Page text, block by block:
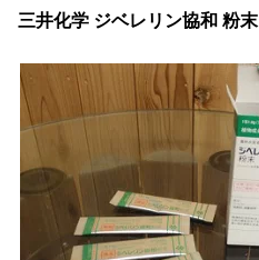
三井化学 ジベレリン協和 粉末